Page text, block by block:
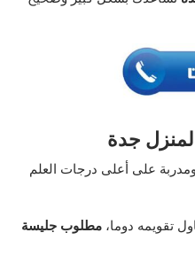
جدة
على أعلى درجات العلم
تقويمه دوما،مطلوب جليسة